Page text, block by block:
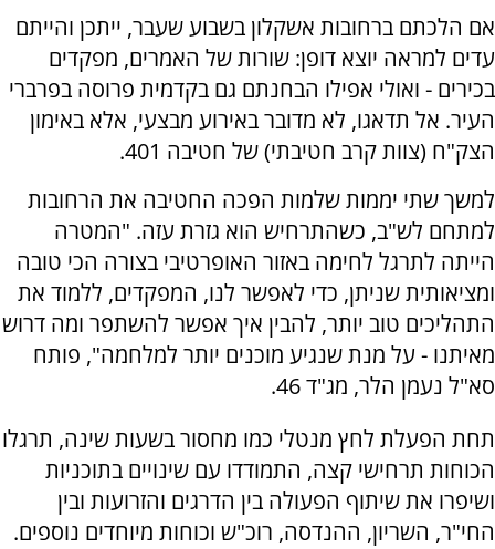
אם הלכתם ברחובות אשקלון בשבוע שעבר, ייתכן והייתם
עדים למראה יוצא דופן: שורות של האמרים, מפקדים
בכירים - ואולי אפילו הבחנתם גם בקדמית פרוסה בפרברי
העיר. אל תדאגו, לא מדובר באירוע מבצעי, אלא באימון
הצק"ח (צוות קרב חטיבתי) של חטיבה 401.
למשך שתי יממות שלמות הפכה החטיבה את הרחובות
למתחם לש"ב, כשהתרחיש הוא גזרת עזה. "המטרה
הייתה לתרגל לחימה באזור האופרטיבי בצורה הכי טובה
ומציאותית שניתן, כדי לאפשר לנו, המפקדים, ללמוד את
התהליכים טוב יותר, להבין איך אפשר להשתפר ומה דרוש
מאיתנו - על מנת שנגיע מוכנים יותר למלחמה", פותח
סא"ל נעמן הלר, מג"ד 46.
תחת הפעלת לחץ מנטלי כמו מחסור בשעות שינה, תרגלו
הכוחות תרחישי קצה, התמודדו עם שינויים בתוכניות
ושיפרו את שיתוף הפעולה בין הדרגים והזרועות ובין
החי"ר, השריון, ההנדסה, רוכ"ש וכוחות מיוחדים נוספים.